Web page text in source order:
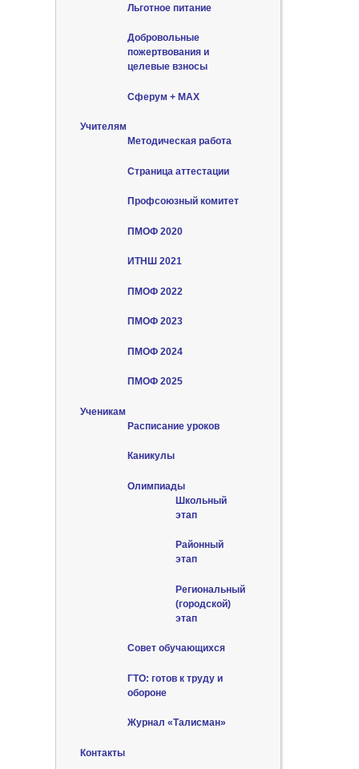
Льготное питание
Добровольные
пожертвования и
целевые взносы
Сферум + MAX
Учителям
Методическая работа
Страница аттестации
Профсоюзный комитет
ПМОФ 2020
ИТНШ 2021
ПМОФ 2022
ПМОФ 2023
ПМОФ 2024
ПМОФ 2025
Ученикам
Расписание уроков
Каникулы
Олимпиады
Школьный
этап
Районный
этап
Региональный
(городской)
этап
Совет обучающихся
ГТО: готов к труду и
обороне
Журнал «Талисман»
Контакты